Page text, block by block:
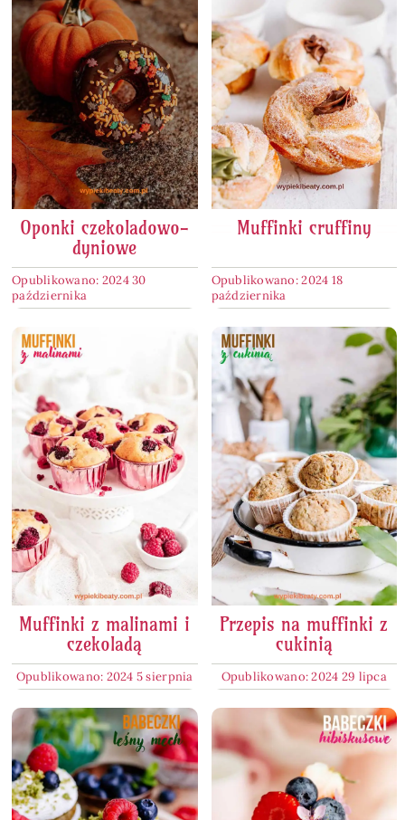
Oponki czekoladowo-
dyniowe
Opublikowano: 2024 30
października
Muffinki cruffiny
Opublikowano: 2024 18
października
Muffinki z malinami i
czekoladą
Opublikowano: 2024 5 sierpnia
Przepis na muffinki z
cukinią
Opublikowano: 2024 29 lipca